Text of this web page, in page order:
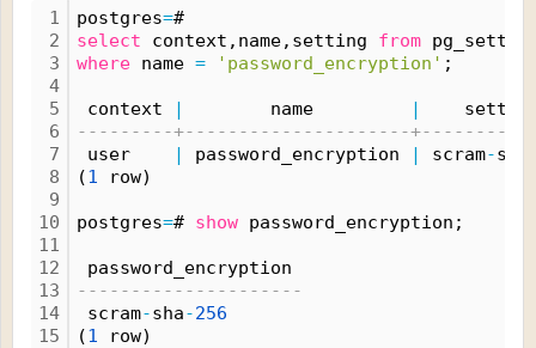
1
2
3
4
5
6
7
8
9
10
11
12
13
14
15
postgres=#
select context,name,setting from
where name = 'password_encryption' ;
context | name |
---------+---------------------
user
| password_encryption | scram-sha
(1 row)
postgres=# show password_encryption;
password_encryption
---------------------
scram-sha-256
(1 row)